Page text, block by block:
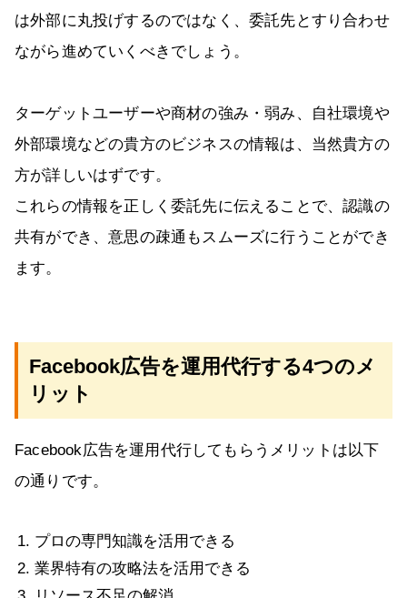
は外部に丸投げするのではなく、委託先とすり合わせ
ながら進めていくべきでしょう。
ターゲットユーザーや商材の強み・弱み、自社環境や
外部環境などの貴方のビジネスの情報は、当然貴方の
方が詳しいはずです。
これらの情報を正しく委託先に伝えることで、認識の
共有ができ、意思の疎通もスムーズに行うことができ
ます。
Facebook広告を運用代行する4つのメ
リット
Facebook広告を運用代行してもらうメリットは以下
の通りです。
プロの専門知識を活用できる
業界特有の攻略法を活用できる